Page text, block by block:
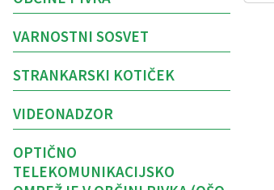
VARNOSTNI SOSVET
STRANKARSKI KOTIČEK
VIDEONADZOR
OPTIČNO
TELEKOMUNIKACIJSKO